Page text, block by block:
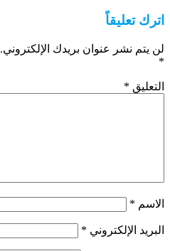
اترك تعليقاً
لن يتم نشر عنوان بريدك الإلكتروني.
*
التعليق *
الاسم *
البريد الإلكتروني *